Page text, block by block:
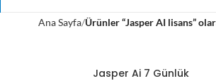
Ana Sayfa Ürünler “Jasper AI lisans”
Jasper Ai 7 Günlük